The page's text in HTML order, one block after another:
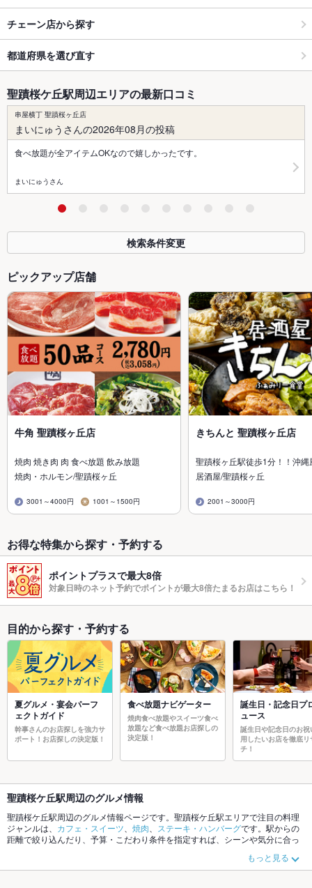
チェーン店から探す
都道府県を選び直す
聖蹟桜ケ丘駅周辺エリアの最新口コミ
串屋横丁 聖蹟桜ヶ丘店
まいにゅうさんの2026年08月の投稿
食べ放題が全アイテムOKなので嬉しかったです。
まいにゅうさん
検索条件変更
ピックアップ店舗
牛角 聖蹟桜ヶ丘店
焼肉 焼き肉 肉 食べ放題 飲み放題
焼肉・ホルモン/聖蹟桜ヶ丘
3001～4000円 1001～1500円
きちんと 聖蹟桜ヶ丘店
聖蹟桜ヶ丘駅徒歩1分！！沖縄
居酒屋/聖蹟桜ヶ丘
2001～3000円
お得な特集から探す・予約する
ポイントプラスで最大8倍
対象日時のネット予約でポイントが最大8倍たまるお店はこちら！
目的から探す・予約する
夏グルメ・宴会パーフ
ェクトガイド
幹事さんのお店探しを強力サ
ポート！お店探しの決定版！
食べ放題ナビゲーター
焼肉食べ放題やスイーツ食べ
放題など食べ放題お店探しの
決定版！
誕生日・記念日プ
ュース
誕生日や記念日のお祝
用したいお店を徹底リ
チ！
聖蹟桜ケ丘駅周辺のグルメ情報
聖蹟桜ケ丘駅周辺のグルメ情報ページです。聖蹟桜ケ丘駅エリアで注目の料理
ジャンルは、 カフェ・スイーツ 焼肉 ステーキ・ハンバーグです。駅からの
距離で絞り込んだり、予算・こだわり条件を指定すれば、シーンや気分に合っ
もチェックしてみてください。ホットペッパーグルメな
ら、お得なクーポンはもちろん、こだわりメニュー肉じゃがや季節のおすすめ
もっと見る